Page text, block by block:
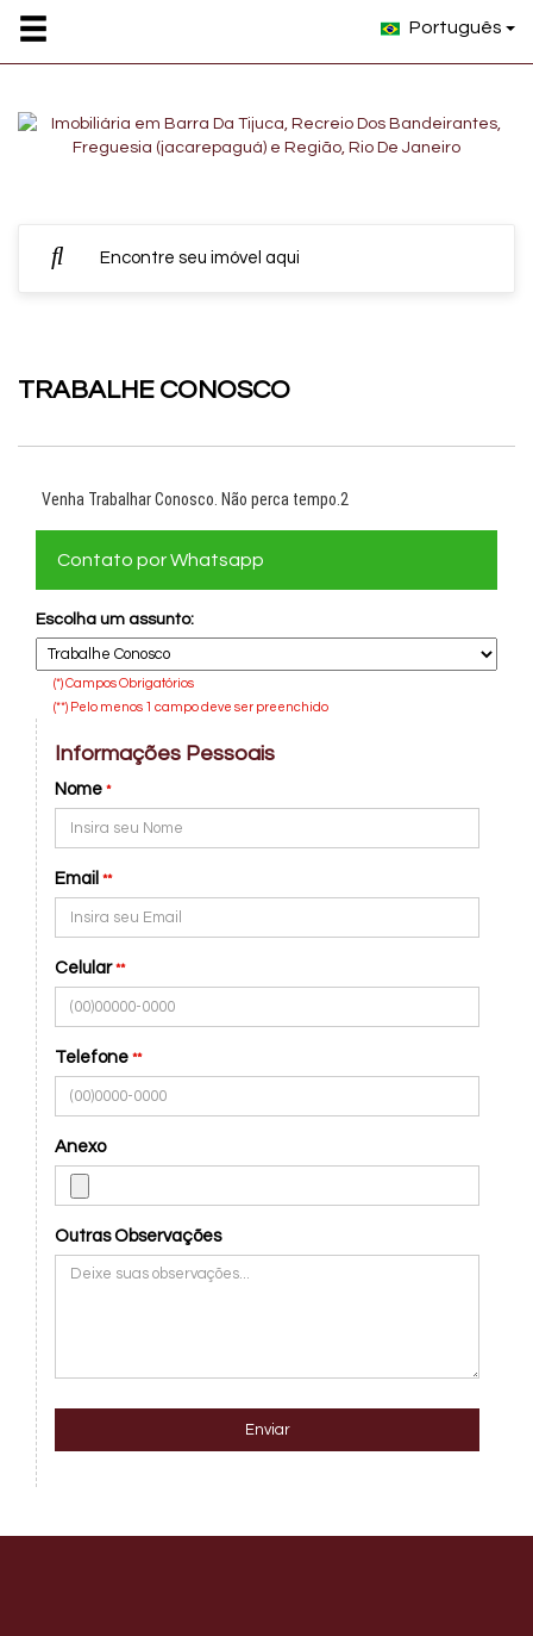
Português
TRABALHE CONOSCO
Venha Trabalhar Conosco. Não perca tempo.2
Contato por Whatsapp
Escolha um assunto:
(*) Campos Obrigatórios
(**) Pelo menos 1 campo deve ser preenchido
Informações Pessoais
Nome *
Email **
Celular **
Telefone **
Anexo
Outras Observações
Enviar